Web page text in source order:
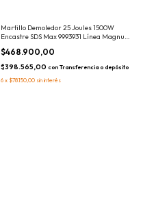
Martillo Demoledor 25 Joules 1500W
Encastre SDS Max 9993931 Línea Magnum
Industrial Dowen Pagio
$468.900,00
$398.565,00 con Transferencia o depósito
6 x $78.150,00 sin interés